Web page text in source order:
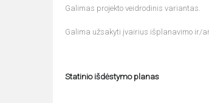
Galimas projekto veidrodinis variantas.
Galima užsakyti įvairius išplanavimo ir/
Statinio išdėstymo planas